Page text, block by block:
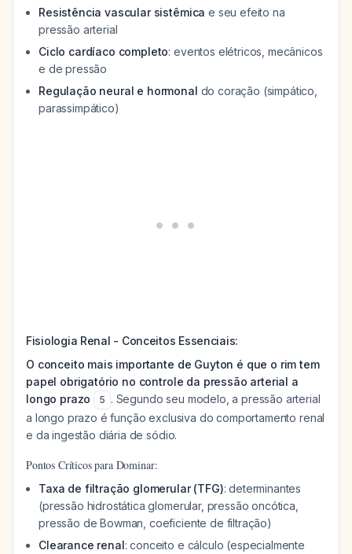
Resistência vascular sistêmica e seu efeito na
pressão arterial
Ciclo cardíaco completo: eventos elétricos, mecânicos
e de pressão
Regulação neural e hormonal do coração (simpático,
parassimpático)
Fisiologia Renal - Conceitos Essenciais:
O conceito mais importante de Guyton é que o rim tem
papel obrigatório no controle da pressão arterial a
longo prazo
5 . Segundo seu modelo, a pressão arterial
a longo prazo é função exclusiva do comportamento renal
e da ingestão diária de sódio.
Pontos Críticos para Dominar:
Taxa de filtração glomerular (TFG): determinantes
(pressão hidrostática glomerular, pressão oncótica,
pressão de Bowman, coeficiente de filtração)
Clearance renal: conceito e cálculo (especialmente